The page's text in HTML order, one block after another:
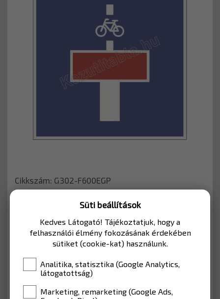
Cikkszám: G302-F600EGP
mellékutak esetében lakott területen belül
használható.
MÉRET 600*600
SZÍN
Süti beállítások
Kedves Látogató! Tájékoztatjuk, hogy a
felhasználói élmény fokozásának érdekében
sütiket (cookie-kat) használunk.
Analitika, statisztika (Google Analytics,
látogatottság)
Marketing, remarketing (Google Ads,